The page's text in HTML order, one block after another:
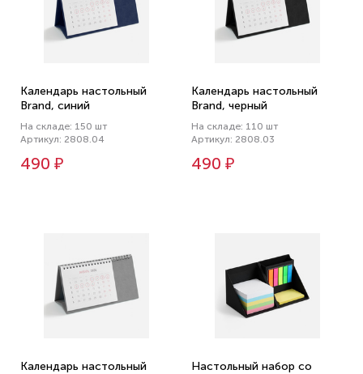
Календарь настольный
Brand, синий
На складе: 150 шт
Артикул: 2808.04
490 ₽
Календарь настольный
Brand, черный
На складе: 110 шт
Артикул: 2808.03
490 ₽
Календарь настольный
Настольный набор со